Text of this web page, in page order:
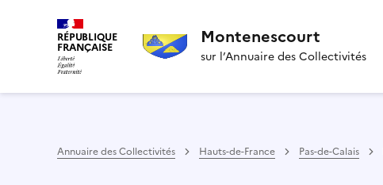
RÉPUBLIQUE
FRANÇAISE Montenescourt
sur l’Annuaire des Collectivités
Annuaire des Collectivités Hauts-de-France Pas-de-Calais